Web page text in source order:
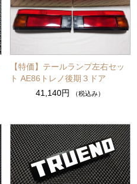
【特価】テールランプ左右セッ
ト AE86トレノ後期３ドア
41,140円
（税込み）